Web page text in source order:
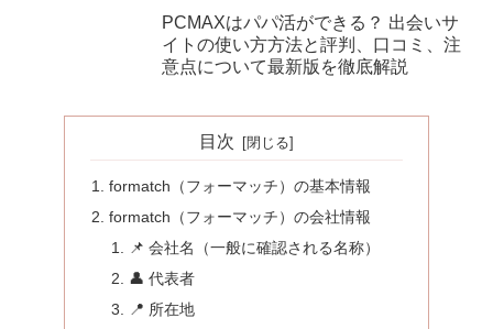
PCMAXはパパ活ができる？ 出会いサ
イトの使い方方法と評判、口コミ、注
意点について最新版を徹底解説
目次
formatch（フォーマッチ）の基本情報
formatch（フォーマッチ）の会社情報
📌 会社名（一般に確認される名称）
👤 代表者
📍 所在地